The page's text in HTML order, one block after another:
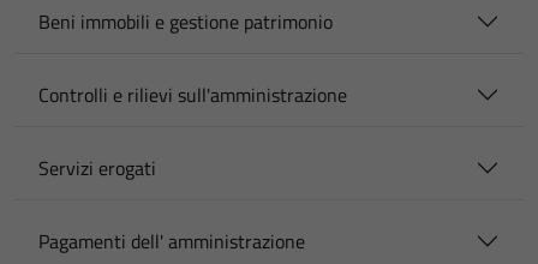
Beni immobili e gestione patrimonio
Controlli e rilievi sull'amministrazione
Servizi erogati
Pagamenti dell' amministrazione